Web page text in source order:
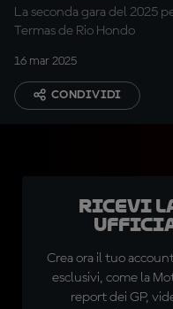
La seconda gara del 2025
Termas de Rio Hondo
16 mar 2025
CONDIVIDI
Ricevi
Crea ora il tuo
esclusivi, come la
report dei GP,